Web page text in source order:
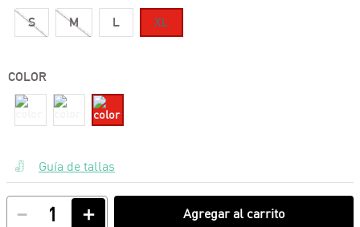
S M L XL
COLOR
Guía de tallas
＋
－ Agregar al carrito